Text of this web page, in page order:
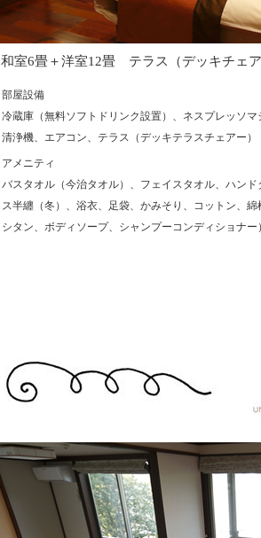
和室6畳＋洋室12畳 テラス（デッキチェ
部屋設備
冷蔵庫（無料ソフトドリンク設置）、ネスプレッソ
清浄機、エアコン、テラス（デッキテラスチェアー）
アメニティ
バスタオル（今治タオル）、フェイスタオル、ハン
ス半纏（冬）、浴衣、足袋、かみそり、コットン、
シタン、ボディソープ、シャンプーコンディショナ